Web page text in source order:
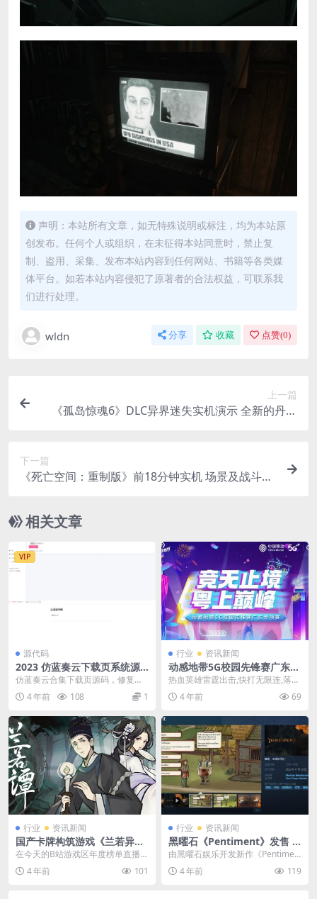
声明：本站所有文章，如无特殊说明或标注，均为本站原
创发布。任何个人或组织，在未征得本站同意时，禁止复
制、盗用、采集、发布本站内容到任何网站、书籍等各类媒
体平台。如若本站内容侵犯了原著者的合法权益，可联系我
们进行处理。
wldn 分享 收藏 点赞(0)
上一篇
《孤岛惊魂6》DLC异界迷失实机演示 全新的丹尼
下一篇
《死亡空间：重制版》前18分钟实机 场景及战斗展
相关文章
VIP
源代码
2023 仿蓝奏云下载页系统源
码 有后台
仿蓝奏云合集下载页源码，修复了
搜索功能，修复无法下载文件和下
载文件为空 更新功能...
4 年前 108 1
行业 资讯新闻
动感地带5G校园先锋赛广东专
项赛圆满落幕
热血英雄雷霆出击,快打无限连,落地
拳皇粤战粤勇,王者无坚不摧!动感地
带5G校园先...
4 年前 69
行业 资讯新闻
国产卡牌构筑游戏《兰若异
谭》首支预告片
在今天的B站游戏区年度榜单直播活
动上，国产卡牌构筑游戏新作《兰
若异谭》公布首个宣...
4 年前 101
行业 资讯新闻
黑曜石《Pentiment》发售 S
team售价69元，不支持中文
由黑曜石娱乐开发新作《Pentimen
t》今日(11月15日)登陆XSX|S、X...
4 年前 119